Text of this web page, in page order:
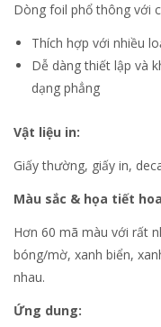
Dòng foil phổ thông với
Thích hợp với nhiều
Dễ dàng thiết lập và
dạng phẳng
Vật liệu in:
Giấy thường, giấy in,
Màu sắc & họa tiết
Hơn 60 mã màu với rất
bóng/mờ, xanh biển,
nhau.
Ứng dung: